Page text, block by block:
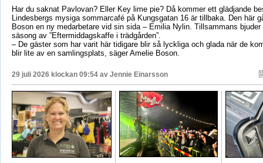
Har du saknat Pavlovan? Eller Key lime pie? Då kommer ett glädjande
Lindesbergs mysiga sommarcafé på Kungsgatan 16 är tillbaka. Den här
Boson en ny medarbetare vid sin sida – Emilia Nylin. Tillsammans
säsong av ”Eftermiddagskaffe i trädgården”.
– De gäster som har varit här tidigare blir så lyckliga och glada när de
blir lite av en samlingsplats, säger Amelie Boson.
29 juli 2026 klockan 09:54 av Jennie Einarsson